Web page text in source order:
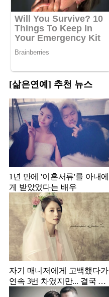
[삶은연예] 추천 뉴스
1년 만에 '이혼서류'를 아내에
게 받았었다는 배우
자기 매니저에게 고백했다가
연속 3번 차였지만... 결국 결
혼에 성공한 배우